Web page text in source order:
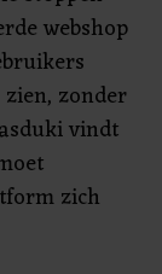
webshop
zonder
vindt
zich